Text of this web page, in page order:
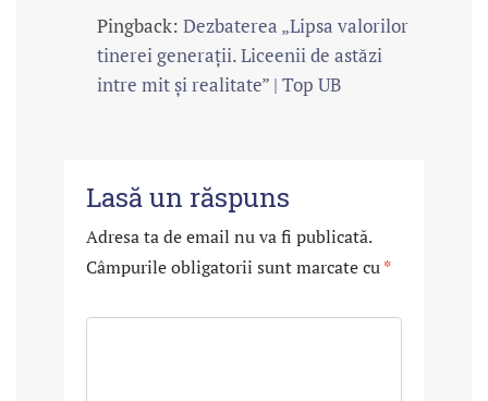
Pingback: Dezbaterea „Lipsa valorilor
tinerei generații. Liceenii de astăzi
intre mit și realitate” | Top UB
Lasă un răspuns
Adresa ta de email nu va fi publicată.
Câmpurile obligatorii sunt marcate cu*